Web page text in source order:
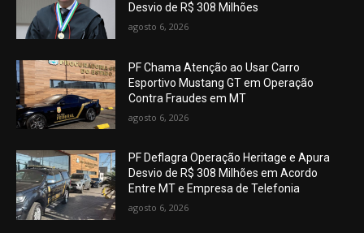
Desvio de R$ 308 Milhões
agosto 6, 2026
PF Chama Atenção ao Usar Carro
Esportivo Mustang GT em Operação
Contra Fraudes em MT
agosto 6, 2026
PF Deflagra Operação Heritage e Apura
Desvio de R$ 308 Milhões em Acordo
Entre MT e Empresa de Telefonia
agosto 6, 2026